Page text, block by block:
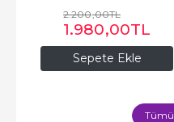
Sepete Ekle
2.200,00TL
1.980,00TL